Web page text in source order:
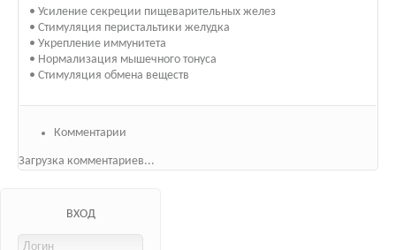
• Усиление секреции пищеварительных желез
• Стимуляция перистальтики желудка
• Укрепление иммунитета
• Нормализация мышечного тонуса
• Стимуляция обмена веществ
Комментарии
Загрузка комментариев...
ВХОД